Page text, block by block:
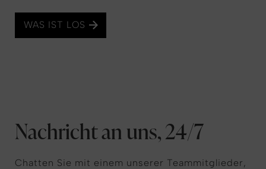
WAS IST LOS
Nachricht an uns, 24/7
Chatten Sie mit einem unserer Teammitglieder,